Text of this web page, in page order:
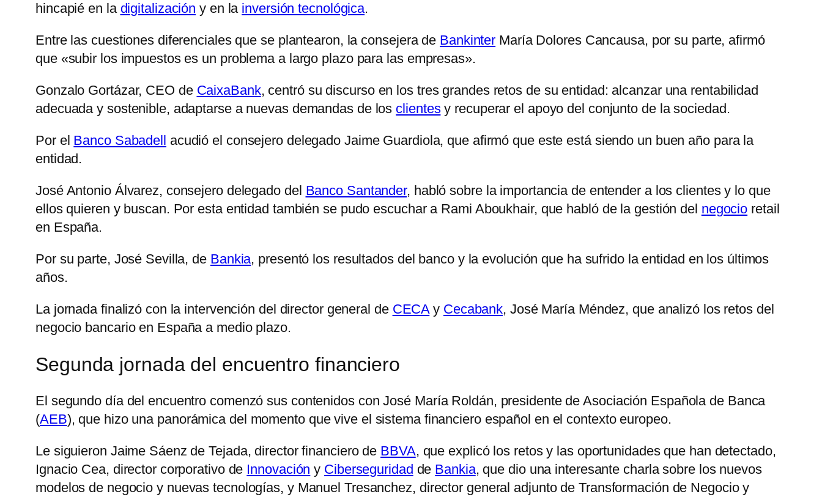
hincapié en la digitalización y en la inversión tecnológica.
Entre las cuestiones diferenciales que se plantearon, la consejera de Bankinter María Dolores Cancausa, por su parte, afirmó
que «subir los impuestos es un problema a largo plazo para las empresas».
Gonzalo Gortázar, CEO de CaixaBank, centró su discurso en los tres grandes retos de su entidad: alcanzar una rentabilidad
adecuada y sostenible, adaptarse a nuevas demandas de los clientesy recuperar el apoyo del conjunto de la sociedad.
Por el Banco Sabadell
acudió el consejero delegado Jaime Guardiola, que afirmó que este está siendo un buen año para la
entidad.
José Antonio Álvarez, consejero delegado del Banco Santander, habló sobre la importancia de entender a los clientes y lo que
ellos quieren y buscan. Por esta entidad también se pudo escuchar a Rami Aboukhair, que habló de la gestión del negocio retail
en España.
Por su parte, José Sevilla, de Bankia, presentó los resultados del banco y la evolución que ha sufrido la entidad en los últimos
años.
La jornada finalizó con la intervención del director general de CECAy Cecabank, José María Méndez, que analizó los retos del
negocio bancario en España a medio plazo.
Segunda jornada del encuentro financiero
El segundo día del encuentro comenzó sus contenidos con José María Roldán, presidente de Asociación Española de Banca
(AEB), que hizo una panorámica del momento que vive el sistema financiero español en el contexto europeo.
Le siguieron Jaime Sáenz de Tejada, director financiero de BBVA, que explicó los retos y las oportunidades que han detectado,
Ignacio Cea, director corporativo de Innovación y Ciberseguridad de Bankia, que dio una interesante charla sobre los nuevos
modelos de negocio y nuevas tecnologías, y Manuel Tresanchez, director general adjunto de Transformación de Negocio y